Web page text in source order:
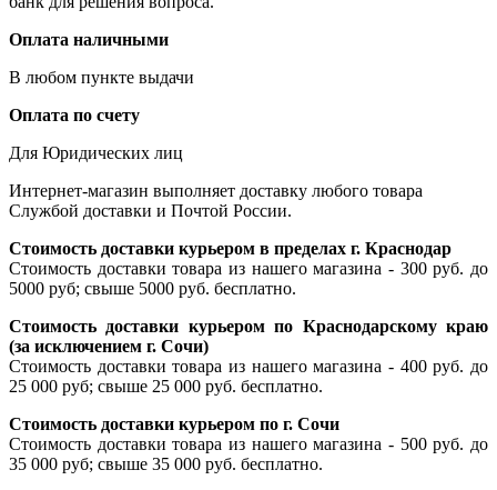
Оплата наличными
В любом пункте выдачи
Оплата по счету
Для Юридических лиц
Интернет-магазин выполняет доставку любого товара
Службой доставки и Почтой России.
Стоимость доставки курьером в пределах г. Краснодар
Стоимость доставки товара из нашего магазина - 300 руб. до
5000 руб; свыше 5000 руб. бесплатно.
Стоимость доставки курьером по Краснодарскому краю
(за исключением г. Сочи)
Стоимость доставки товара из нашего магазина - 400 руб. до
25 000 руб; свыше 25 000 руб. бесплатно.
Стоимость доставки курьером по г. Сочи
Стоимость доставки товара из нашего магазина - 500 руб. до
35 000 руб; свыше 35 000 руб. бесплатно.